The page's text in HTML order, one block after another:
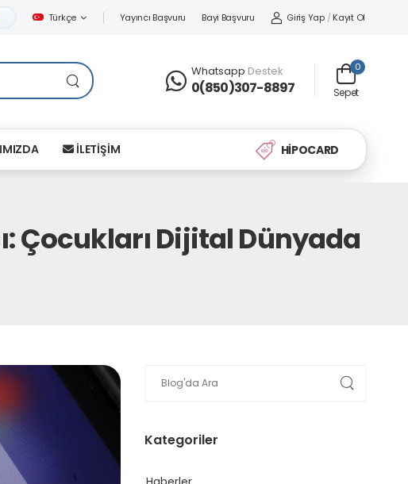
Tema Türkçe Yayıncı Başvuru Bayi Başvuru Giriş Yap / Kayıt Ol
Whatsapp Destek
0(850)307-8897
0
Sepet
İLETİŞİM HİPOCARD
Çocukları Dijital Dünyada
Kategoriler